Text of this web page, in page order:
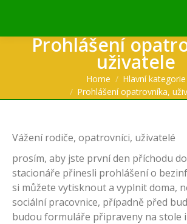
Prohlášení
uživatele
Home
Hlavní kategorie
Prohlášení opatrovníka,
Vážení rodiče, opatrovníci, uživatelé
prosím, aby jste první den příchodu
stacionáře přinesli prohlášení o
si můžete vytisknout a vyplnit doma,
sociální pracovnice, případně před
budou formuláře připraveny na stole i